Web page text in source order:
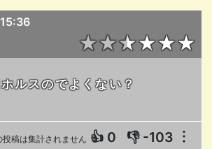
★★★★★★
ルスのでよくない？
投稿は集計されません 👍 0 👎 -103 ︙